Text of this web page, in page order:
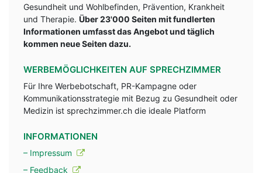
Gesundheit und Wohlbefinden, Prävention, Krankheit
und Therapie. Über 23'000 Seiten mit fundlerten
Informationen umfasst das Angebot und täglich
kommen neue Seiten dazu.
WERBEMÖGLICHKEITEN AUF SPRECHZIMMER
Für Ihre Werbebotschaft, PR-Kampagne oder
Kommunikationsstrategie mit Bezug zu Gesundheit oder
Medizin ist sprechzimmer.ch die ideale Platform
INFORMATIONEN
– Impressum
– Feedback